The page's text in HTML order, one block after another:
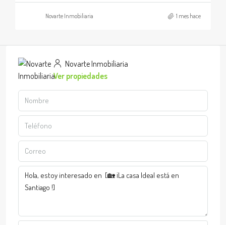
Novarte Inmobiliaria 1 mes hace
Novarte Inmobiliaria
Ver propiedades